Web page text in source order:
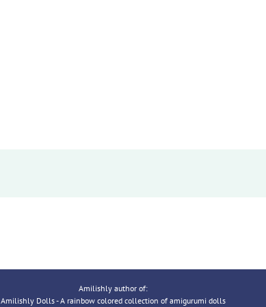
Amilishly author of:
Amilishly Dolls - A rainbow colored collection of amigurumi dolls